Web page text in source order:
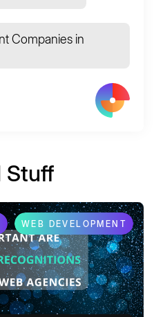
Companies in
Stuff
WEB DEVELOPMENT